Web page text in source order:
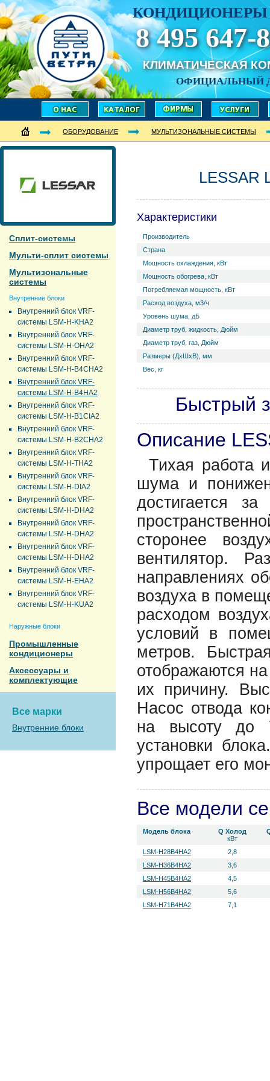
КОНДИЦИОНЕРЫ
8 495 647-
КЛИМАТИЧЕСКАЯ
ОФИЦИАЛЬНЫЙ
ОБОРУДОВАНИЕ МУЛЬТИЗОНАЛЬНЫЕ СИСТЕМЫ
Сплит-системы
Мульти-сплит системы
Мультизональные
системы
Внутренние блоки
Внутренний блок VRF-
системы LSM-H-KHA2
Внутренний блок VRF-
системы LSM-H-OHA2
Внутренний блок VRF-
системы LSM-H-B4CHA2
Внутренний блок VRF-
системы LSM-H-B4HA2
Внутренний блок VRF-
системы LSM-H-B1CIA2
Внутренний блок VRF-
системы LSM-H-B2CHA2
Внутренний блок VRF-
системы LSM-H-THA2
Внутренний блок VRF-
системы LSM-H-DIA2
Внутренний блок VRF-
системы LSM-H-DHA2
Внутренний блок VRF-
системы LSM-H-DHA2
Внутренний блок VRF-
системы LSM-H-DHA2
Внутренний блок VRF-
системы LSM-H-EHA2
Внутренний блок VRF-
системы LSM-H-KUA2
Наружные блоки
Промышленные
кондиционеры
Аксессуары и
комплектующие
Все марки
Внутренние блоки
LESSAR
Характеристики
Производитель
Страна
Мощность охлаждения, кВт
Мощность обогрева, кВт
Потребляемая мощность, кВт
Расход воздуха, м3/ч
Уровень ш­ума, дБ
Диаметр труб, жидкость, Дюйм
Диаметр труб, газ, Дюйм
Размеры (ДхШхВ), мм
Вес, кг
Быстрый
Описание
Тихая работа
шума и
достигается
сторонее
вентилятор.
направлениях
воздуха в
расходом
условий в
метров.
отображаются
их причину.
Насос отвода
на высоту до
установки
упрощает его
Все модели
Модель блока
Q Холод
кВт
LSM-H28B4HA2
2,8
LSM-H36B4HA2
3,6
LSM-H45B4HA2
4,5
LSM-H56B4HA2
5,6
LSM-H71B4HA2
7,1